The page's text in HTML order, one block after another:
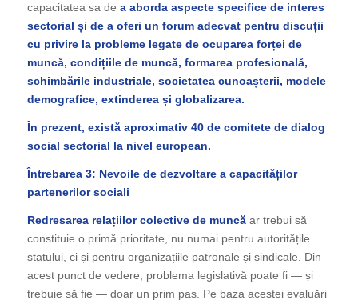
capacitatea sa de a aborda aspecte specifice de interes
sectorial și de a oferi un forum adecvat pentru discuții
cu privire la probleme legate de ocuparea forței de
muncă, condițiile de muncă, formarea profesională,
schimbările industriale, societatea cunoașterii, modele
demografice, extinderea și globalizarea.
În prezent, există aproximativ 40 de comitete de dialog
social sectorial la nivel european.
Întrebarea 3: Nevoile de dezvoltare a capacităților
partenerilor sociali
Redresarea relațiilor colective de muncăar trebui să
constituie o primă prioritate, nu numai pentru autoritățile
statului, ci și pentru organizațiile patronale și sindicale. Din
acest punct de vedere, problema legislativă poate fi — și
trebuie să fie — doar un prim pas. Pe baza acestei evaluări